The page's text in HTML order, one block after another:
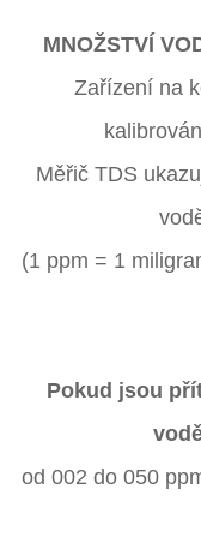
MNOŽSTVÍ
Zařízení na
Měřič TDS
(1 ppm = 1
Pokud jsou
od 002 do 050